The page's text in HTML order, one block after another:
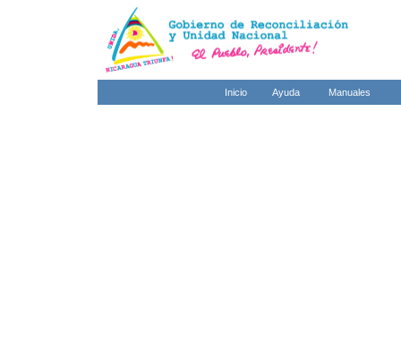
Inicio Ayuda Manuales